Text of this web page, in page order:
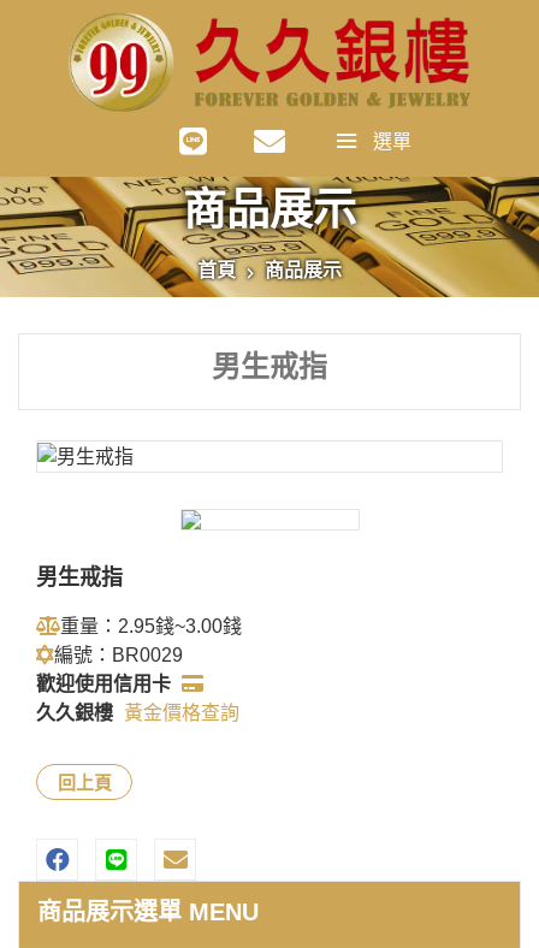
選單
商品展示
首頁 商品展示
商品展示選單 MENU
男生戒指
男生戒指
重量：2.95錢~3.00錢
編號：BR0029
歡迎使用信用卡
久久銀樓 黃金價格查詢
回上頁